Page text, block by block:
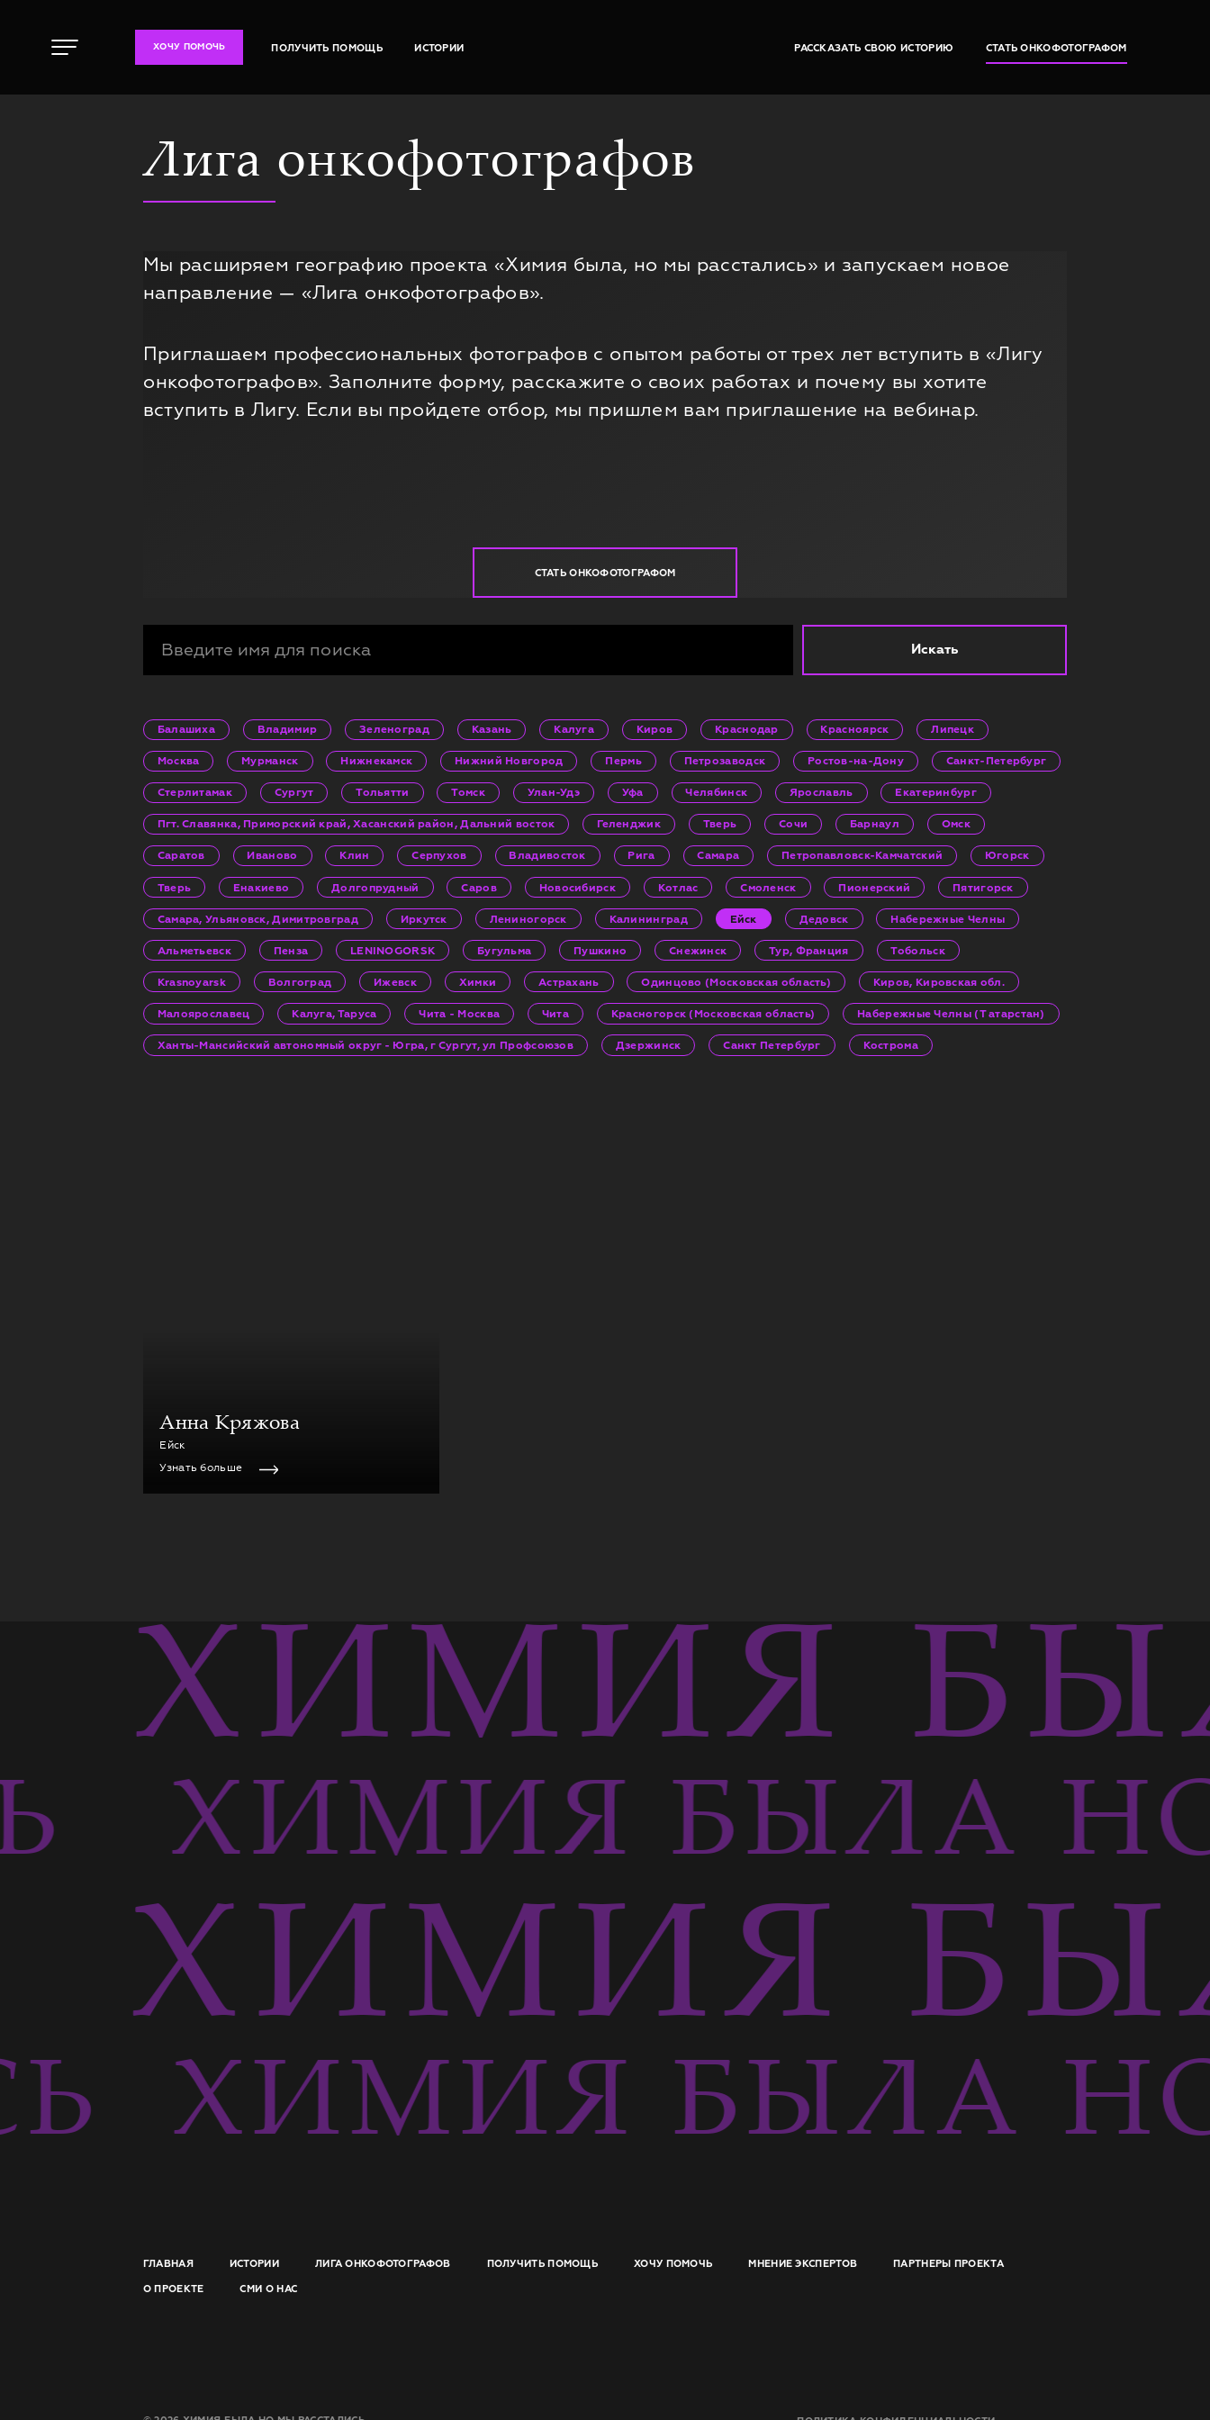
ХОЧУ ПОМОЧЬ ПОЛУЧИТЬ ПОМОЩЬ ИСТОРИИ РАССКАЗАТЬ СВОЮ ИСТОРИЮ СТАТЬ ОНКОФОТОГРАФОМ
Лига онкофотографов
Мы расширяем географию проекта «Химия была, но мы расстались» и запускаем новое
направление — «Лига онкофотографов».
Приглашаем профессиональных фотографов с опытом работы от трех лет вступить в «Лигу
онкофотографов». Заполните форму, расскажите о своих работах и почему вы хотите
вступить в Лигу. Если вы пройдете отбор, мы пришлем вам приглашение на вебинар.
СТАТЬ ОНКОФОТОГРАФОМ
Искать
Балашиха Владимир Зеленоград Казань Калуга Киров Краснодар Красноярск Липецк
Москва Мурманск Нижнекамск Нижний Новгород Пермь Петрозаводск Ростов-на-Дону Санкт-Петербург
Стерлитамак Сургут Тольятти Томск Улан-Удэ Уфа Челябинск Ярославль Екатеринбург
Пгт. Славянка, Приморский край, Хасанский район, Дальний восток Геленджик Тверь Сочи Барнаул Омск
Саратов Иваново Клин Серпухов Владивосток Рига Самара Петропавловск-Камчатский Югорск
Тверь Енакиево Долгопрудный Саров Новосибирск Котлас Смоленск Пионерский Пятигорск
Самара, Ульяновск, Димитровград Иркутск Лениногорск Калининград Ейск Дедовск Набережные Челны
Альметьевск Пенза LENINOGORSK Бугульма Пушкино Снежинск Тур, Франция Тобольск
Krasnoyarsk Волгоград Ижевск Химки Астрахань Одинцово (Московская область) Киров, Кировская обл.
Малоярославец Калуга, Таруса Чита - Москва Чита Красногорск (Московская область) Набережные Челны (Т атарстан)
Ханты-Мансийский автономный округ - Югра, г Сургут, ул Профсоюзов Дзержинск Санкт Петербург Кострома
Анна Кряжова
Ейск
Узнать больше
ХИМИЯ
ХИМИЯ БЫЛА
ХИМИЯ
ХИМИЯ БЫЛА
ГЛАВНАЯ ИСТОРИИ ЛИГА ОНКОФОТОГРАФОВ ПОЛУЧИТЬ ПОМОЩЬ ХОЧУ ПОМОЧЬ МНЕНИЕ ЭКСПЕРТОВ
ПАРТНЕРЫ ПРОЕКТА
О ПРОЕКТЕ
СМИ О НАС